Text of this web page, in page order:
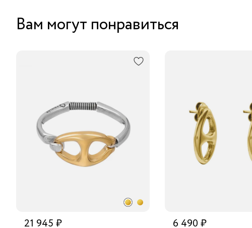
Вам могут понравиться
21 945 ₽ 6 490 ₽